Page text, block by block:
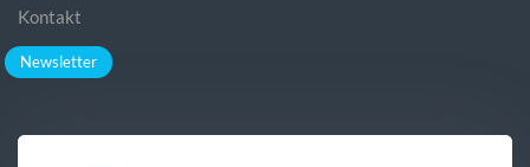
Kontakt
Newsletter